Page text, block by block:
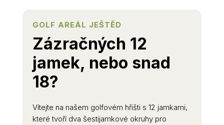
GOLF AREÁL JEŠTĚD
Zázračných 12
jamek, nebo snad
18?
Vítejte na našem golfovém hřišti s 12 jamkami,
které tvoří dva šestijamkové okruhy pro